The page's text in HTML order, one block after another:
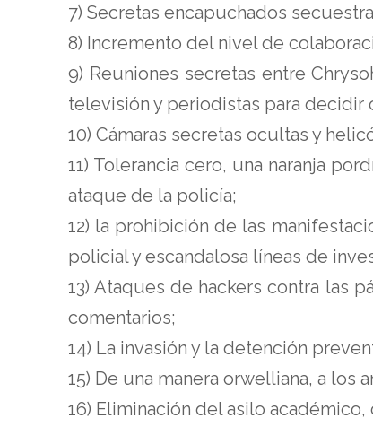
7) Secretas encapuchados
8) Incremento del nivel de
9) Reuniones secretas entre
televisión y periodistas para decidir
10) Cámaras secretas ocultas y
11) Tolerancia cero, una naranja
ataque de la policía;
12) la prohibición de las
policial y escandalosa líneas de
13) Ataques de hackers contra las
comentarios;
14) La invasión y la detención
15) De una manera orwelliana, a los
16) Eliminación del asilo